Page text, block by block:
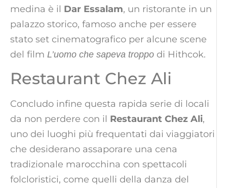
medina è il Dar Essalam, un ristorante in un
palazzo storico, famoso anche per essere
stato set cinematografico per alcune scene
del film L’uomo che sapeva troppo di Hithcok.
Restaurant Chez Ali
Concludo infine questa rapida serie di locali
da non perdere con il Restaurant Chez Ali,
uno dei luoghi più frequentati dai viaggiatori
che desiderano assaporare una cena
tradizionale marocchina con spettacoli
folcloristici, come quelli della danza del